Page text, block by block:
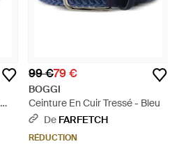
99 €79 €
BOGGI
Ceinture En Cuir Tressé - Bleu
De FARFETCH
RÉDUCTION